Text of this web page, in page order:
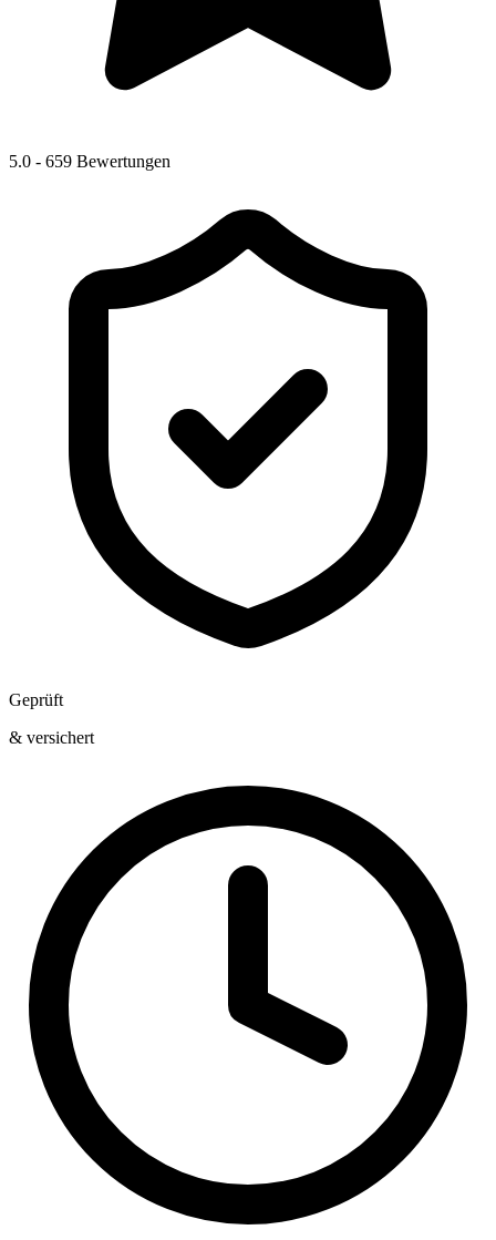
5.0 - 659 Bewertungen
Geprüft
& versichert